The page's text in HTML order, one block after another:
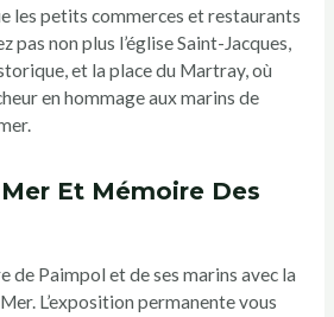
les petits commerces et restaurants
pas non plus l’église Saint-Jacques,
et la place du Martray, où
en hommage aux marins de
Et Mémoire Des
de Paimpol et de ses marins avec la
L’exposition permanente vous